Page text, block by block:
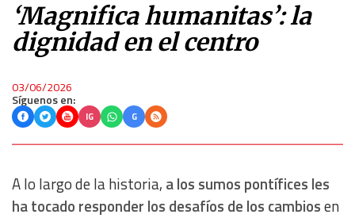
‘Magnifica humanitas’: la
dignidad en el centro
03/06/2026
Síguenos en:
IG G
A lo largo de la historia, a los sumos pontífices les
ha tocado responder los desafíos de los cambiosen